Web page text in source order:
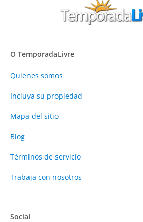
O TemporadaLivre
Quienes somos
Incluya su propiedad
Mapa del sitio
Blog
Términos de servicio
Trabaja con nosotros
Social